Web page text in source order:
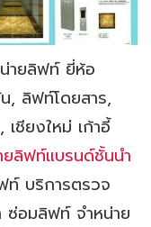
ายลิฟท์ ยี่ห้อ
, ลิฟท์โดยสาร,
ชียงใหม่ เก้าอี้
ยลิฟท์แบรนด์ชั้นนำ
บริการตรวจ
ซ่อมลิฟท์ จำหน่าย